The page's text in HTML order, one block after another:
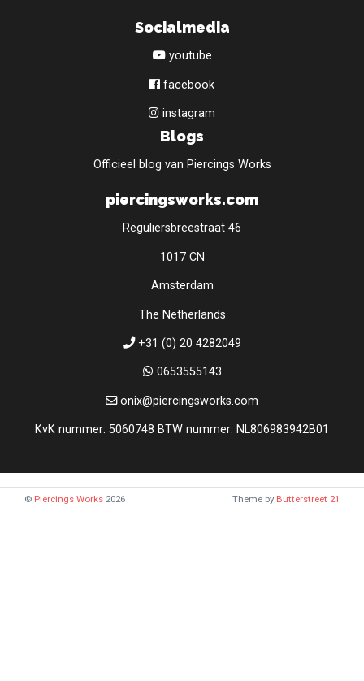
Socialmedia
youtube
facebook
instagram
Blogs
Officieel blog van Piercings Works
piercingsworks.com
Reguliersbreestraat 46
1017 CN
Amsterdam
The Netherlands
+31 (0) 20 4282049
0653555143
onix@piercingsworks.com
KvK nummer: 5060748 BTW nummer: NL806983942B01
© Piercings Works 2026 Theme by Butterstreet 21